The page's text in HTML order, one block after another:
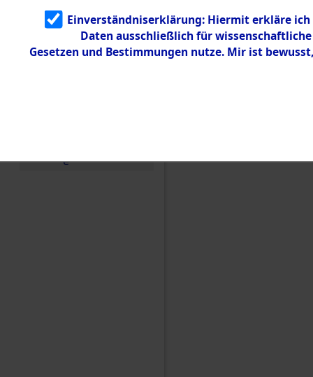
Identifizierun
g
5.3.3
Todesmärsch
e
Einverständniserklärung: Hiermit erkläre
Daten ausschließlich für
Gesetzen und Bestimmungen nutze. Mir ist